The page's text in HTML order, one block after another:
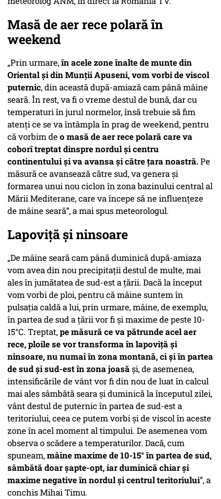
Masă de aer rece polară în
weekend
„Prin urmare,în acele zone înalte de munte din
Oriental și din Munții Apuseni, vom vorbi de viscol
puternic, din această după-amiază cam până mâine
seară. În rest, va fi o vreme destul de bună, dar cu
temperaturi în jurul normelor, însă trebuie să fim
atenți ce se va întâmpla în prag de weekend, pentru
că vorbim deo masă de aer rece polară care va
coborî treptat dinspre nordul și centru
continentului și va avansa și către țara noastră.Pe
măsură ce avansează către sud, va genera și
formarea unui nou ciclon în zona bazinului central al
Mării Mediterane, care va începe să ne influențeze
de mâine seară”, a mai spus meteorologul.
Lapoviță și ninsoare
„De mâine seară cam până duminică după-amiaza
vom avea din nou precipitații destul de multe, mai
ales în jumătatea de sud-est a țării. Dacă la început
vom vorbi de ploi, pentru că mâine suntem în
pulsația caldă a lui, prin urmare, mâine, de exemplu,
în partea de sud a țării vor fi și maxime de peste 10-
15°C. Treptat,pe măsură ce va pătrunde acel aer
rece, ploile se vor transforma în lapoviță și
ninsoare, nu numai în zona montană, ci și în partea
de sud și sud-est în zona joasăși, de asemenea,
intensificările de vânt vor fi din nou de luat în calcul
mai ales sâmbătă seara și duminică la începutul zilei,
vânt destul de puternic în partea de sud-est a
teritoriului, ceea ce putem vorbi și de viscol în aceste
zone în acel moment al timpului. De asemenea vom
observa o scădere a temperaturilor. Dacă, cum
spuneam,mâine maxime de 10-15° în partea de sud,
sâmbătă doar șapte-opt, iar duminică chiar și
maxime negative în nordul și centrul teritoriului”, a
conchis Mihai Timu.